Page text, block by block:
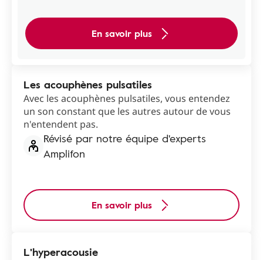
En savoir plus
Les acouphènes pulsatiles
Avec les acouphènes pulsatiles, vous entendez
un son constant que les autres autour de vous
n'entendent pas.
Révisé par notre équipe d'experts
Amplifon
En savoir plus
L'hyperacousie